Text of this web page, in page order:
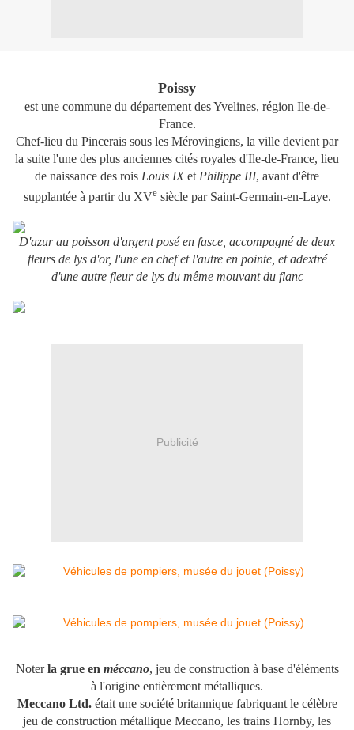
Poissy
est une commune du département des Yvelines, région Ile-de-
France.
Chef-lieu du Pincerais sous les Mérovingiens, la ville devient par
la suite l'une des plus anciennes cités royales d'Ile-de-France, lieu
de naissance des rois Louis IX et Philippe III, avant d'être
supplantée à partir du XVesiècle par Saint-Germain-en-Laye.
D'azur au poisson d'argent posé en fasce, accompagné de deux
fleurs de lys d'or, l'une en chef et l'autre en pointe, et adextré
d'une autre fleur de lys du même mouvant du flanc
Publicité
Noterla grue en méccano, jeu de construction à base d'éléments
à l'origine entièrement métalliques.
Meccano Ltd.était une société britannique fabriquant le célèbre
jeu de construction métallique Meccano, les trains Hornby, les